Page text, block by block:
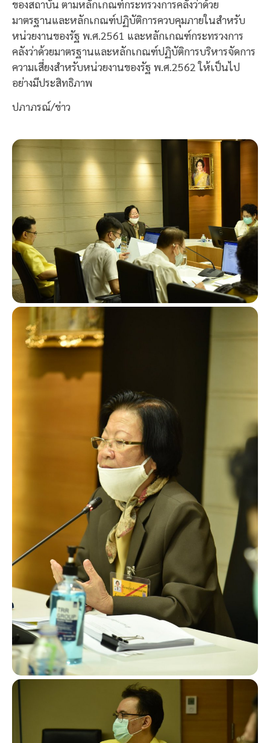
ของสถาบัน ตามหลักเกณฑ์กระทรวงการคลังว่าด้วย
มาตรฐานและหลักเกณฑ์ปฏิบัติการควบคุมภายในสำหรับ
หน่วยงานของรัฐ พ.ศ.2561 และหลักเกณฑ์กระทรวงการ
คลังว่าด้วยมาตรฐานและหลักเกณฑ์ปฏิบัติการบริหารจัดการ
ความเสี่ยงสำหรับหน่วยงานของรัฐ พ.ศ.2562 ให้เป็นไป
อย่างมีประสิทธิภาพ
ปภาภรณ์/ข่าว